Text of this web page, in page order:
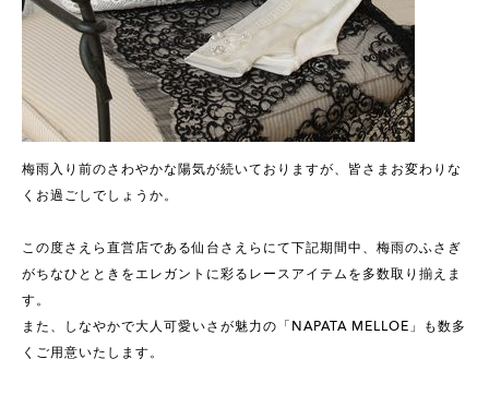
梅雨入り前のさわやかな陽気が続いておりますが、皆さまお変わりな
くお過ごしでしょうか。
この度さえら直営店である仙台さえらにて下記期間中、梅雨のふさぎ
がちなひとときをエレガントに彩るレースアイテムを多数取り揃えま
す。
また、しなやかで大人可愛いさが魅力の「NAPATA MELLOE」も数多
くご用意いたします。